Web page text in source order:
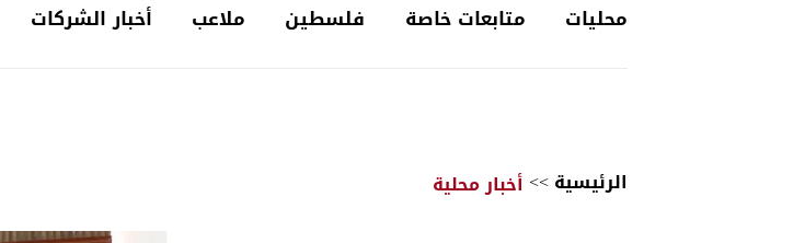
محليات متابعات خاصة فلسطين ملاعب أخبار الشركات
الرئيسية>>أخبار محلية